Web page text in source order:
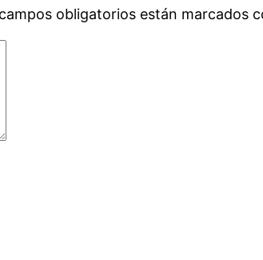
obligatorios están marcados